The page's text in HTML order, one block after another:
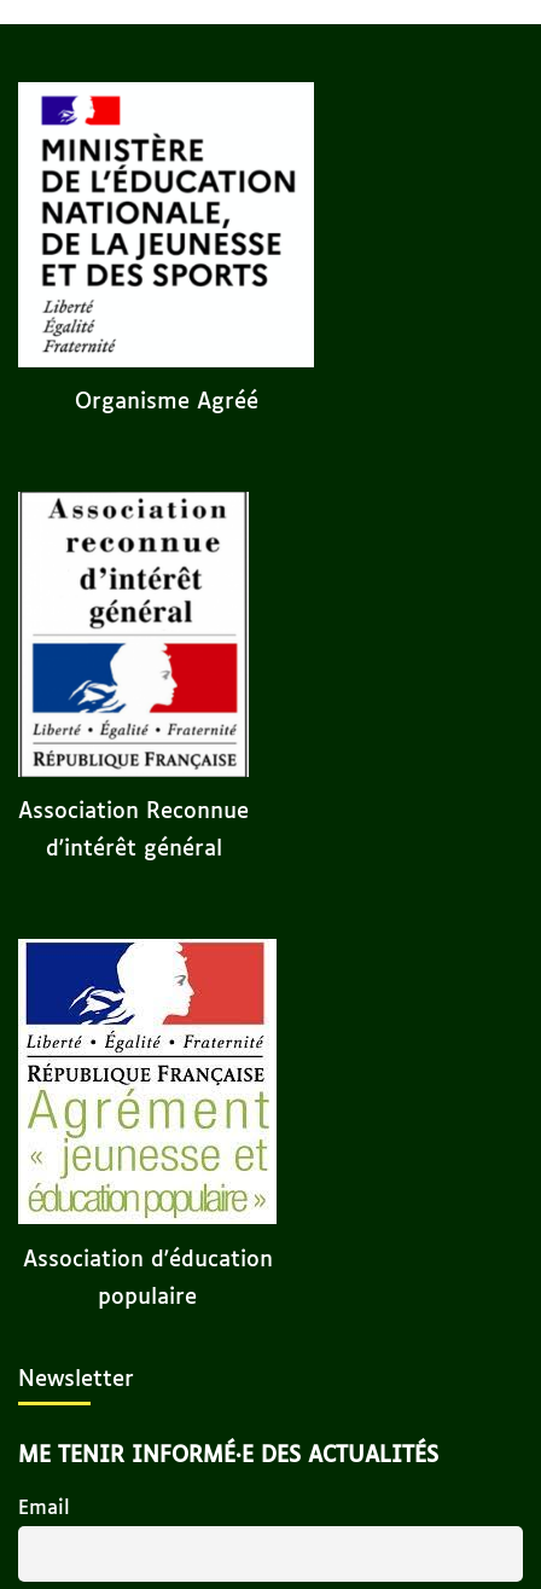
Organisme Agréé
Association Reconnue
d'intérêt général
Association d'éducation
populaire
Newsletter
ME TENIR INFORMÉ·E DES ACTUALITÉS
Email